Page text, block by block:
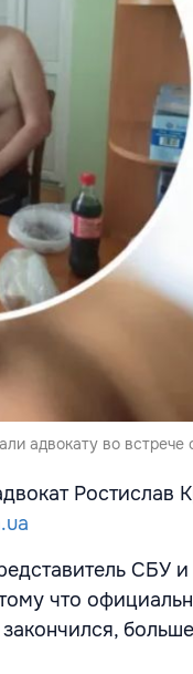
адвокату во
Ростислав
СБУ
что